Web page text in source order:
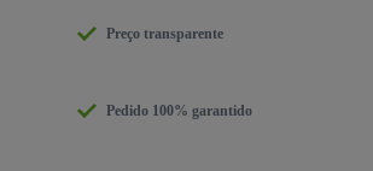
Preço transparente
Pedido 100% garantido